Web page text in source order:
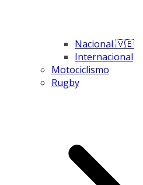
Nacional 🇻🇪
Internacional
Motociclismo
Rugby